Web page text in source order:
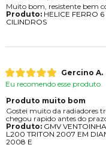
Muito bom, resistente bem
Produto:HELICE FERRO 6
CILINDROS
Gercino A.
Eu recomendo esse produto.
Produto muito bom
Gostei muito da radiadores
chegou rapido antes do
Produto:GMV
L200 TRITON 2007 EM
2008 E